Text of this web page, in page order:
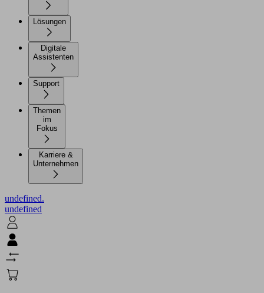
Lösungen
Digitale
Assistenten
Support
Themen
im
Karriere &
Unternehmen
undefined.
undefined